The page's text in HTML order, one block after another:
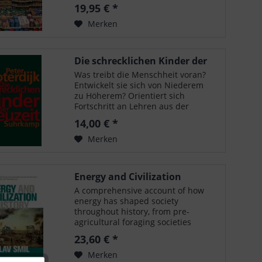
dem Menschen dienen. Wachstum
wozu, muss deshalb die Frage
19,95 € *
Merken
Die schrecklichen Kinder der
Neuzeit
Was treibt die Menschheit voran?
Entwickelt sie sich von Niederem
zu Höherem? Orientiert sich
Fortschritt an Lehren aus der
Geschichte? Ist Geschichte als
Progression der und in der Freiheit
zu begreifen?Solche
14,00 € *
Merken
Energy and Civilization
A comprehensive account of how
energy has shaped society
throughout history, from pre-
agricultural foraging societies
through today's fossil fuel driven
civilization. "I wait for new Smil
books the way some people wait
23,60 € *
Merken